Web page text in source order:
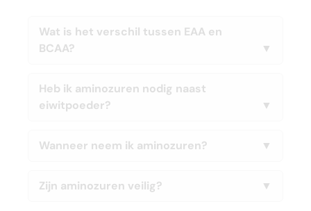
Wat is het verschil tussen EAA en
BCAA?
Heb ik aminozuren nodig naast
eiwitpoeder?
Wanneer neem ik aminozuren?
Zijn aminozuren veilig?